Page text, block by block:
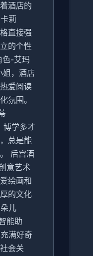
酒店的
莉
直接强
的个性
色-艾玛
姐，酒店
爱阅读
氛围。
博学多才
总是能
后宫酒
意艺术
绘画和
的文化
儿
能助
满好奇
会关